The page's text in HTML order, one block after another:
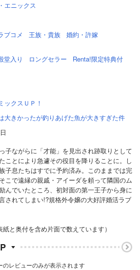
エニックス
ブコメ 王族・貴族
婚約・許嫁
堂入り ロングセラー Renta!限定特典付
ックスＵＰ！
大きかったが釣りあげた魚が大きすぎた件
子ながらに「才能」を見出され跡取りとして
ことにより急遽その役目を降りることに。し
子息たちはすでに予約済み。このままでは完
こで遠縁の親戚・アイーダを頼って隣国のム
んでいたところ、初対面の第一王子から身に
されてしまい!?規格外令嬢の大好評婚活ラブ
紙と奥付を含め片面で数えています）
レビューのみが表示されます